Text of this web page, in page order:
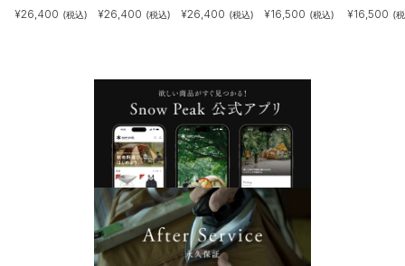
¥26,400 (税込) ¥26,400 (税込) ¥26,400 (税込) ¥16,500 (税込) ¥16,500 (